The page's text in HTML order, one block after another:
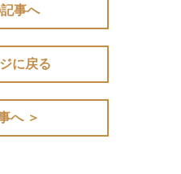
事へ
に戻る
へ ＞